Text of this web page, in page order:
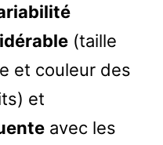
(taille
et couleur des
et
avec les